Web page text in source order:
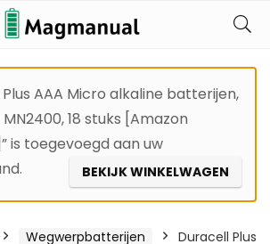
AAA Micro alkaline batterijen,
MN2400, 18 stuks [Amazon
is toegevoegd aan uw
BEKIJK WINKELWAGEN
Wegwerpbatterijen
Duracell Plus